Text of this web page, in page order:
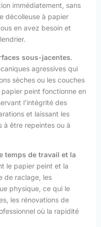
immédiatement, sans
décolleuse à papier
en avez besoin et
sous-jacentes.
agressives qui
sèches ou les couches
peint fonctionne en
l'intégrité des
et laissant les
à être repeintes ou à
temps de travail et la
le papier peint et la
de raclage, les
physique, ce qui le
les rénovations de
où la rapidité